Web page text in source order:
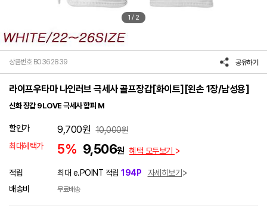
1 / 2
상품번호 B0362839 공유하기
라이프우타마 나인러브 극세사 골프장갑[화이트][왼손 1장/남성용]
신화 장갑 9LOVE 극세사 합피 M
할인가 9,700원 10,000원
최대혜택가
5% 9,506원 혜택 모두보기
적립 최대 e.POINT 적립 194P
자세히보기
배송비
무료배송